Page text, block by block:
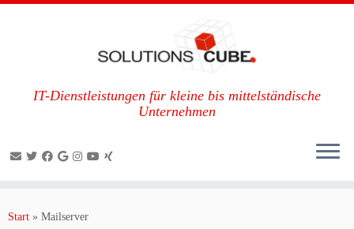
Inhalt
IT-Dienstleistungen für kleine bis mittelständische
Unternehmen
Start » Mailserver